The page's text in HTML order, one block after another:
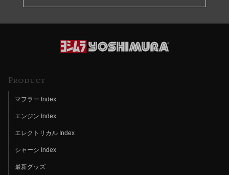
Product
マフラー Index
エンジン Index
エレクトリカル Index
シャーシ Index
最新グッズ